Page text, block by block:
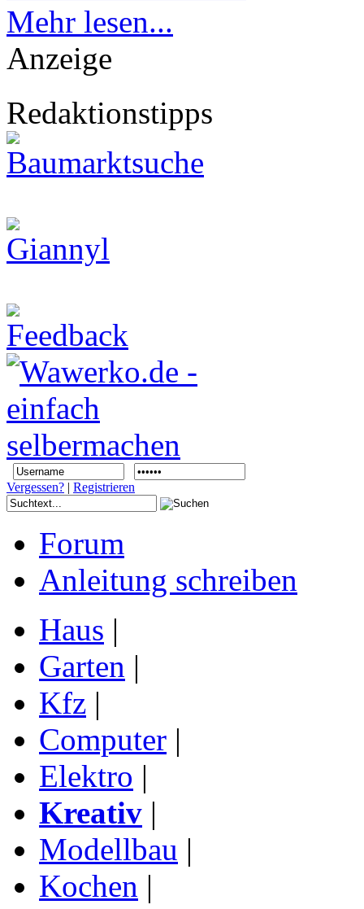
Mehr lesen...
Anzeige
Redaktionstipps
Vergessen? | Registrieren
Forum
Anleitung schreiben
Haus |
Garten |
Kfz |
Computer |
Elektro |
Kreativ |
Modellbau |
Kochen |